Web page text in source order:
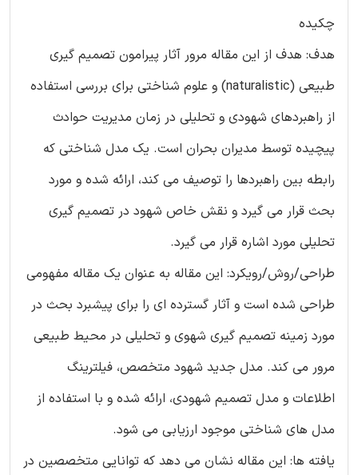
چکیده
هدف: هدف از این مقاله مرور آثار پیرامون تصمیم گیری
طبیعی (naturalistic) و علوم شناختی برای بررسی استفاده
از راهبردهای شهودی و تحلیلی در زمان مدیریت حوادث
پیچیده توسط مدیران بحران است. یک مدل شناختی که
رابطه بین راهبردها را توصیف می کند، ارائه شده و مورد
بحث قرار می گیرد و نقش خاص شهود در تصمیم گیری
تحلیلی مورد اشاره قرار می گیرد.
طراحی/روش/رویکرد: این مقاله به عنوان یک مقاله مفهومی
طراحی شده است و آثار گسترده ای را برای پیشبرد بحث در
مورد زمینه تصمیم گیری شهوی و تحلیلی در محیط طبیعی
مرور می کند. مدل جدید شهود متخصص، فیلترینگ
اطلاعات و مدل تصمیم شهودی، ارائه شده و با استفاده از
مدل های شناختی موجود ارزیابی می شود.
یافته ها: این مقاله نشان می دهد که توانایی متخصصین در